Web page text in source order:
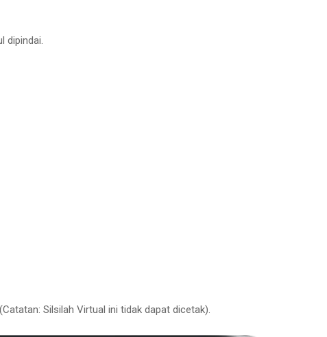
dipindai.
Silsilah Virtual ini tidak dapat dicetak).